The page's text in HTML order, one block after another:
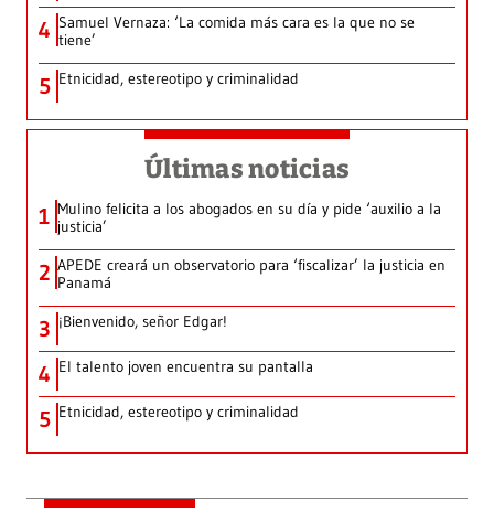
4 Samuel Vernaza: ‘La comida más cara es la que no se
tiene’
5 Etnicidad, estereotipo y criminalidad
Últimas noticias
1 Mulino felicita a los abogados en su día y pide ‘auxilio a la
justicia’
2 APEDE creará un observatorio para ‘fiscalizar’ la justicia en
Panamá
3 ¡Bienvenido, señor Edgar!
4 El talento joven encuentra su pantalla​
5 Etnicidad, estereotipo y criminalidad